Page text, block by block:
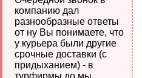
компанию дал
разнообразные ответы
от ну Вы понимаете, что
у курьера были другие
срочные доставки (с
придыханием) - в
турфирмы до мы